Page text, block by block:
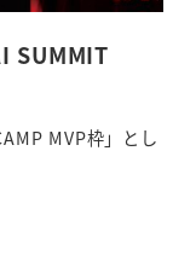
SUMMIT
MVP枠」とし